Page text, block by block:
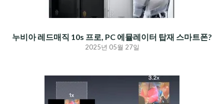
누비아 레드매직 10s 프로, PC 에뮬레이터 탑재 스마트폰?
2025년 05월 27일